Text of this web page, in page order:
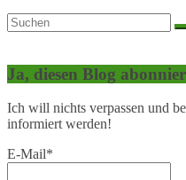
Ja, diesen Blog
Ich will nichts verpassen und
informiert werden!
E-Mail*